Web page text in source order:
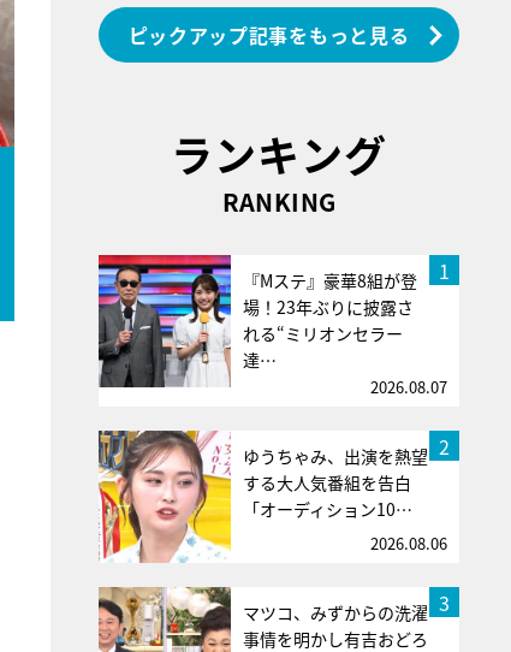
ピックアップ記事をもっと見る
ランキング
RANKING
1
『Mステ』豪華8組が登
場！23年ぶりに披露さ
れる“ミリオンセラー
達…
2026.08.07
2
ゆうちゃみ、出演を熱望
する大人気番組を告白
「オーディション10…
2026.08.06
3
マツコ、みずからの洗濯
事情を明かし有吉おどろ